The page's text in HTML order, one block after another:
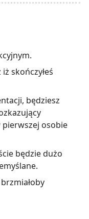
skończyłeś
będziesz
pierwszej osobie
będzie dużo